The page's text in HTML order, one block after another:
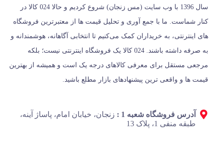
سال 1396 با وب سایت (مس زنجان) شروع کردیم و حالا 024 کالا در
کنار شماست. ما با جمع‌ آوری و تحلیل قیمت‌ ها از معتبرترین فروشگاه‌
های اینترنتی، به خریداران کمک می‌کنیم تا انتخابی آگاهانه، هوشمندانه و
به‌ صرفه داشته باشند. 024 کالا یک فروشگاه اینترنتی نیست؛ بلکه
مرجعی مستقل برای معرفی کالاهای درجه یک است و همیشه از بهترین
قیمت‌ ها و واقعی‌ ترین پیشنهادهای بازار مطلع باشید.
آدرس فروشگاه شعبه 1 :
زنجان، خیابان امام، پاساژ آینه،
طبقه منفی 1، پلاک 13